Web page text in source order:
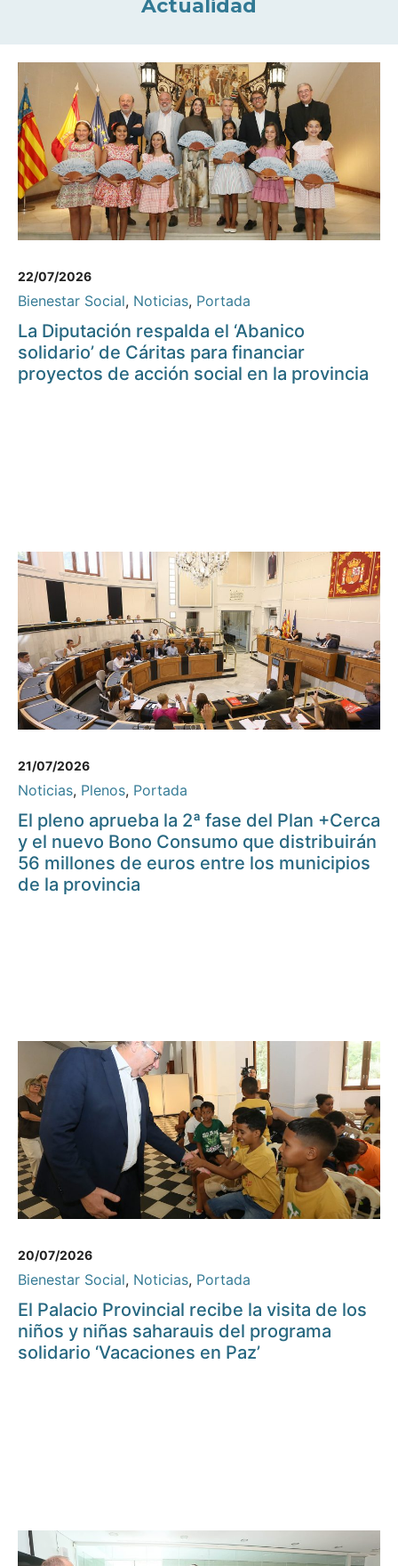
Actualidad
22/07/2026
Bienestar Social, Noticias, Portada
La Diputación respalda el ‘Abanico
solidario’ de Cáritas para financiar
proyectos de acción social en la provincia
21/07/2026
Noticias, Plenos, Portada
El pleno aprueba la 2ª fase del Plan +Cerca
y el nuevo Bono Consumo que distribuirán
56 millones de euros entre los municipios
de la provincia
20/07/2026
Bienestar Social, Noticias, Portada
El Palacio Provincial recibe la visita de los
niños y niñas saharauis del programa
solidario ‘Vacaciones en Paz’